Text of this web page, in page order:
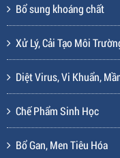
Bổ sung khoáng chất
Xử Lý, Cải Tạo Môi
Diệt Virus, Vi Khuẩn,
Chế Phẩm Sinh Học
Bổ Gan, Men Tiêu Hóa